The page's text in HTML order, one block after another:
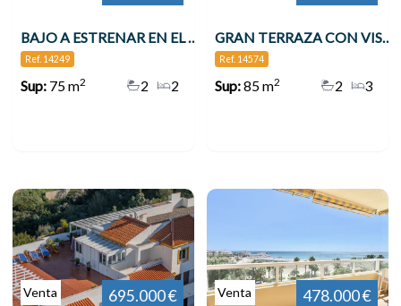
BAJO A ESTRENAR EN EL HIGUERÓN CON GRAN JARDÍN , Benalmádena
Ref. 14249
Sup:75 m2 2
2
GRAN TERRAZA CON VISTAS AL MAR 3 DORMITORIOS TORREQUEBRADA!! , Benalmádena
Ref. 14574
Sup:85 m2 3
2
Venta 695.000 € Venta 478.000 €